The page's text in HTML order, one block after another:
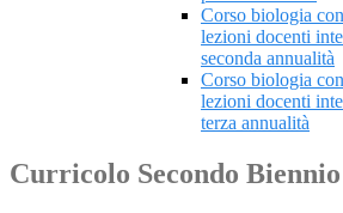
Corso biologia
lezioni docenti
seconda annualità
Corso biologia
lezioni docenti
terza annualità
Curricolo Secondo